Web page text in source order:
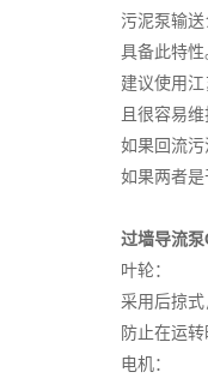
污泥泵输
具备此特性
建议使用
且很容易
如果回流
如果两者
过墙导流
叶轮：
采用后掠
防止在运
电机：